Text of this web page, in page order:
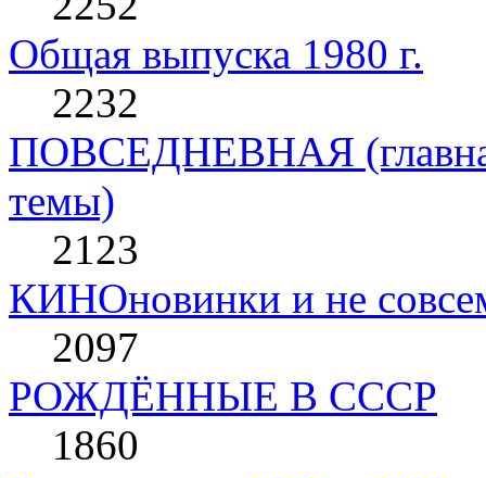
Общая выпуска 1980 г.
2232
ПОВСЕДНЕВНАЯ
темы)
2123
КИНОновинки и не
2097
РОЖДЁННЫЕ В СССР
1860